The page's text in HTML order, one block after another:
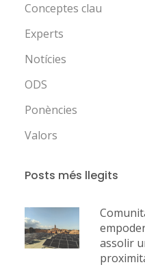
Conceptes clau
Experts
Notícies
ODS
Ponències
Valors
Posts més llegits
assolir